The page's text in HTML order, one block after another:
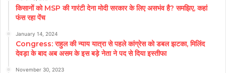
किसानों को MSP की गारंटी देना मोदी सरकार के लिए असभंव है? समझिए, कहां
फंस रहा पेंच
January 14, 2024
Congress: राहुल की न्याय यात्रा से पहले कांग्रेस को डबल झटका, मिलिंद
देवड़ा के बाद अब असम के इस बड़े नेता ने पद से दिया इस्तीफा
November 30, 2023